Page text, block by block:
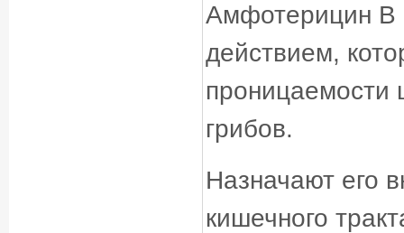
Амфотерицин В
действием,
проницаемости
грибов.
Назначают его
кишечного